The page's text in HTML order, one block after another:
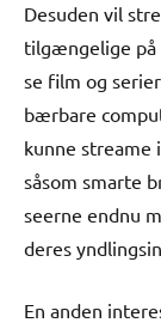
Desuden vil
tilgængelige på
se film og
bærbare
kunne streame
såsom smarte
seerne endnu
deres
En anden